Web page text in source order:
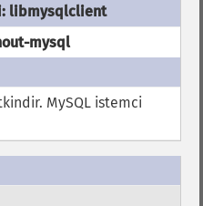
mysql
MySQL istemci